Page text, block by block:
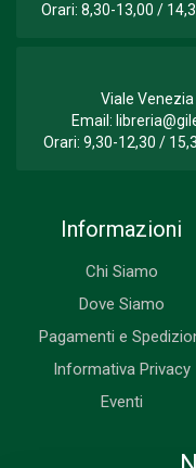
Orari: 8,30-13,00 /
Viale Venezia
Email:
Orari: 9,30-12,30 /
Informazioni
Chi Siamo
Dove Siamo
Pagamenti e
Informativa Privacy
Eventi